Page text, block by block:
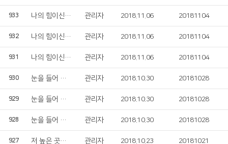
933 나의 힘이신 여호와여 관리자 2018.11.06 20181104
932 나의 힘이신 여호와여 관리자 2018.11.06 20181104
931 나의 힘이신 여호와여 관리자 2018.11.06 20181104
930 눈을 들어 산을 보니 관리자 2018.10.30 20181028
929 눈을 들어 산을 보니 관리자 2018.10.30 20181028
928 눈을 들어 산을 보니 관리자 2018.10.30 20181028
927 저 높은 곳을 향하여 관리자 2018.10.23 20181021